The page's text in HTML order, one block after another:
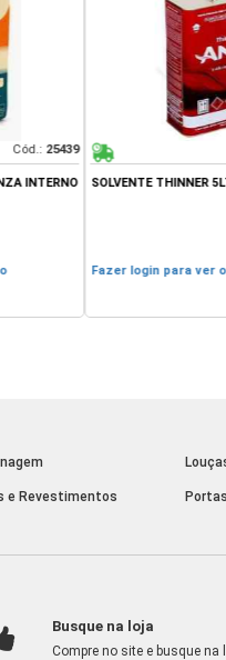
Cód.:
5LT ANJO 2750
o preço
MASSA
Fazer login
e Revestimentos
Busque na loja
Compre no site e busque na